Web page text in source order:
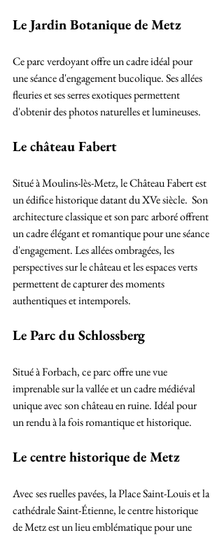
Le Jardin Botanique de Metz
Ce parc verdoyant offre un cadre idéal pour
une séance d'engagement bucolique. Ses allées
fleuries et ses serres exotiques permettent
d'obtenir des photos naturelles et lumineuses.
Le château Fabert
Situé à Moulins-lès-Metz, le Château Fabert est
un édifice historique datant du XVe siècle.  Son
architecture classique et son parc arboré offrent
un cadre élégant et romantique pour une séance
d'engagement. Les allées ombragées, les
perspectives sur le château et les espaces verts
permettent de capturer des moments
authentiques et intemporels.​
Le Parc du Schlossberg
Situé à Forbach, ce parc offre une vue
imprenable sur la vallée et un cadre médiéval
unique avec son château en ruine. Idéal pour
un rendu à la fois romantique et historique.
Le centre historique de Metz
Avec ses ruelles pavées, la Place Saint-Louis et la
cathédrale Saint-Étienne, le centre historique
de Metz est un lieu emblématique pour une